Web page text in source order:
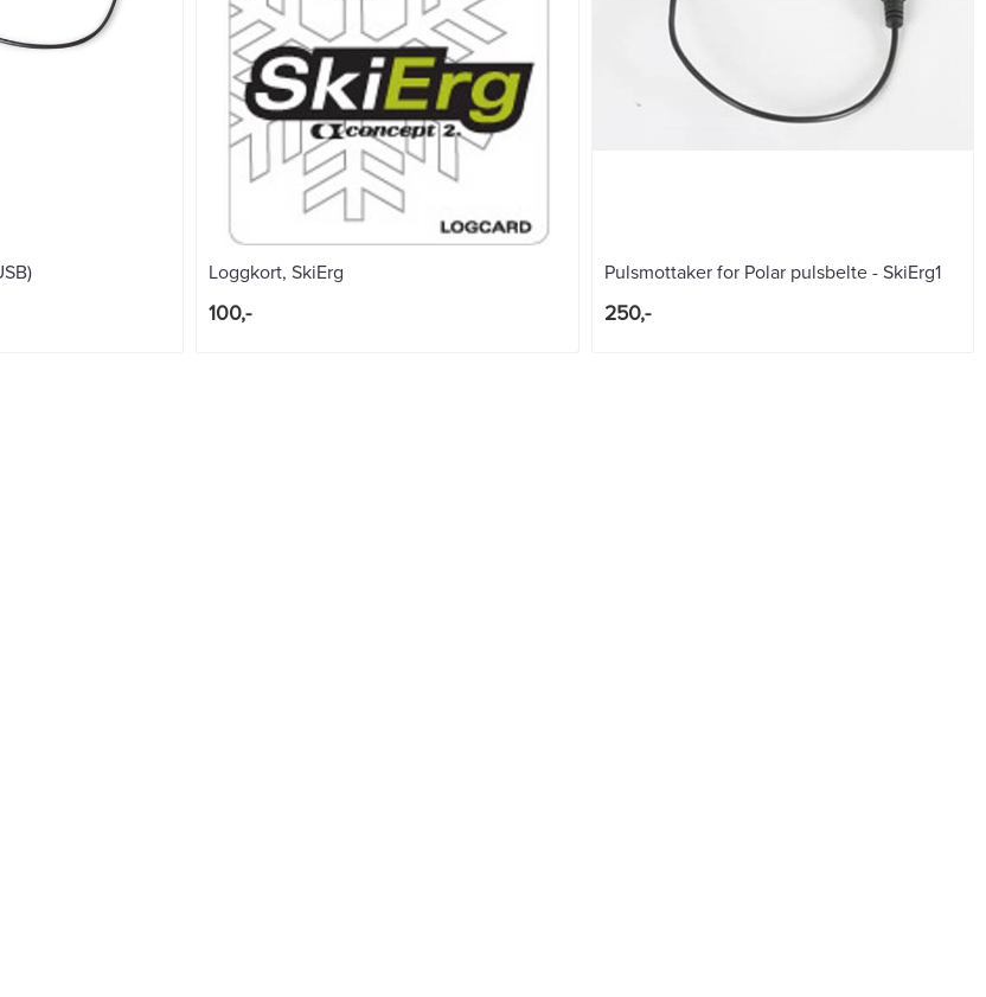
Loggkort, SkiErg
100,-
Pulsmottaker for Polar pulsbelte - SkiErg1
250,-